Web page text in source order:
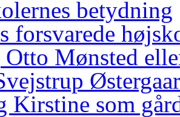
betydning
forsvarede
Otto Mønsted
Kirstine som